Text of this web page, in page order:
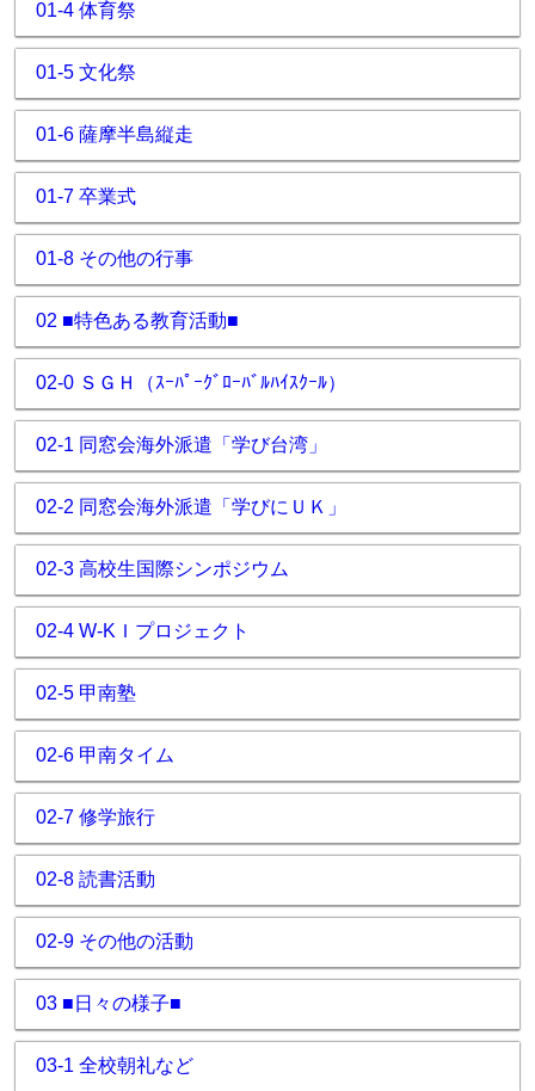
01-4 体育祭
01-5 文化祭
01-6 薩摩半島縦走
01-7 卒業式
01-8 その他の行事
02 ■特色ある教育活動■
02-0 ＳＧＨ（ｽｰﾊﾟｰｸﾞﾛｰﾊﾞﾙﾊｲｽｸｰﾙ）
02-1 同窓会海外派遣「学び台湾」
02-2 同窓会海外派遣「学びにＵＫ」
02-3 高校生国際シンポジウム
02-4 W-KＩプロジェクト
02-5 甲南塾
02-6 甲南タイム
02-7 修学旅行
02-8 読書活動
02-9 その他の活動
03 ■日々の様子■
03-1 全校朝礼など